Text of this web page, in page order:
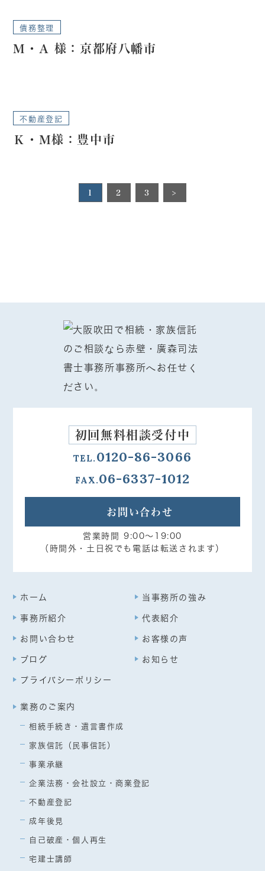
債務整理
M・A 様：京都府八幡市
不動産登記
Ｋ・Ｍ様：豊中市
1 2 3 >
初回無料相談受付中
TEL. 0120-86-3066
FAX.06-6337-1012
お問い合わせ
営業時間 9:00～19:00
（時間外・土日祝でも電話は転送されます）
ホーム 当事務所の強み
事務所紹介 代表紹介
お問い合わせ お客様の声
ブログ お知らせ
プライバシーポリシー
業務のご案内
相続手続き・遺言書作成
家族信託（民事信託）
事業承継
企業法務・会社設立・商業登記
不動産登記
成年後見
自己破産・個人再生
宅建士講師